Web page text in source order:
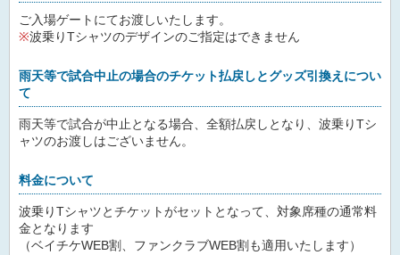
ご入場ゲートにてお渡しいたします。
※波乗りTシャツのデザインのご指定はできません
雨天等で試合中止の場合のチケット払戻しとグッズ引換えについ
て
雨天等で試合が中止となる場合、全額払戻しとなり、波乗りTシ
ャツのお渡しはございません。
料金について
波乗りTシャツとチケットがセットとなって、対象席種の通常料
金となります
（ベイチケWEB割、ファンクラブWEB割も適用いたします）